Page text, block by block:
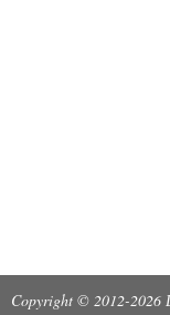
Copyright © 2012-2026